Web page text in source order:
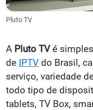
Pluto TV
A Pluto TVé
de IPTV do Brasil,
serviço, variedade
todo tipo de
tablets, TV Box,